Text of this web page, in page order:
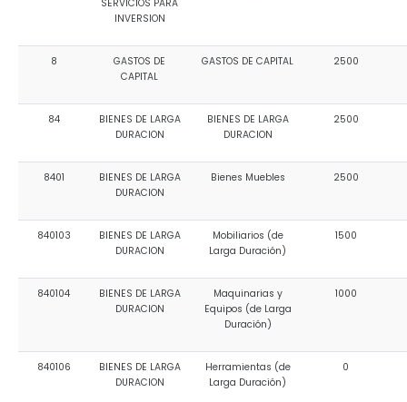
SERVICIOS PARA
INVERSION
8
GASTOS DE
CAPITAL
GASTOS DE CAPITAL 2500
84
BIENES DE LARGA
DURACION
BIENES DE LARGA
DURACION
2500
8401
BIENES DE LARGA
DURACION
Bienes Muebles 2500
840103
BIENES DE LARGA
DURACION
Mobiliarios (de
Larga Duración)
1500
840104
BIENES DE LARGA
DURACION
Maquinarias y
Equipos (de Larga
Duración)
1000
840106
BIENES DE LARGA
DURACION
Herramientas (de
Larga Duración)
0